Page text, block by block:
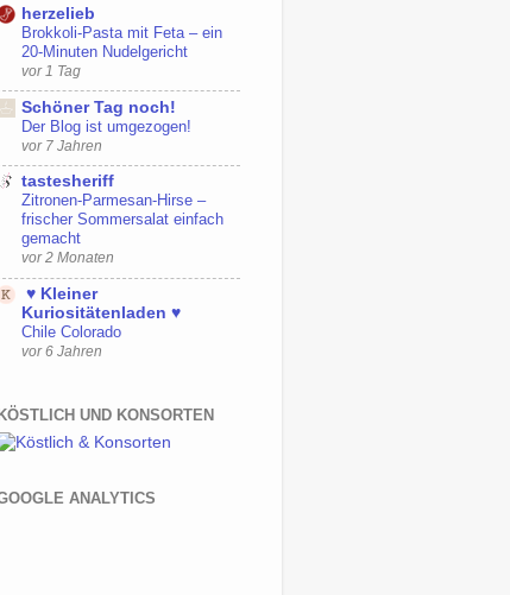
herzelieb
Brokkoli-Pasta mit Feta – ein
20-Minuten Nudelgericht
vor 1 Tag
Schöner Tag noch!
Der Blog ist umgezogen!
vor 7 Jahren
tastesheriff
Zitronen-Parmesan-Hirse –
frischer Sommersalat einfach
gemacht
vor 2 Monaten
♥ Kleiner
Kuriositätenladen ♥
Chile Colorado
vor 6 Jahren
KÖSTLICH UND KONSORTEN
ANALYTICS